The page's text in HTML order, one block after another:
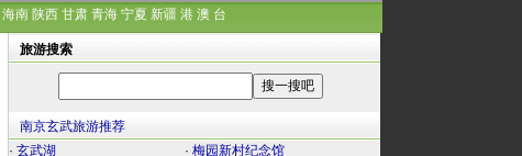
海南 陕西 甘肃 青海 宁夏 新疆 港 澳 台
旅游搜索
南京玄武旅游推荐
· 玄武湖 · 梅园新村纪念馆